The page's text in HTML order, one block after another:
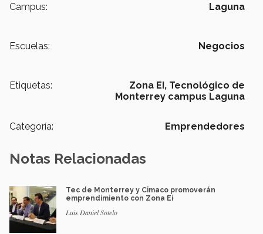
Campus: Laguna
Escuelas: Negocios
Etiquetas: Zona EI, Tecnológico de
Monterrey campus Laguna
Categoría: Emprendedores
Notas Relacionadas
Tec de Monterrey y Cimaco promoverán
emprendimiento con Zona Ei
Luis Daniel Sotelo